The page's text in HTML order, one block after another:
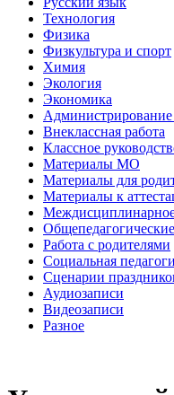
Технология
Физика
Физкультура и спорт
Химия
Экология
Экономика
Внеклассная работа
Классное
Материалы МО
Материалы для
Материалы к
Работа с родителями
Социальная
Сценарии
Аудиозаписи
Видеозаписи
Разное